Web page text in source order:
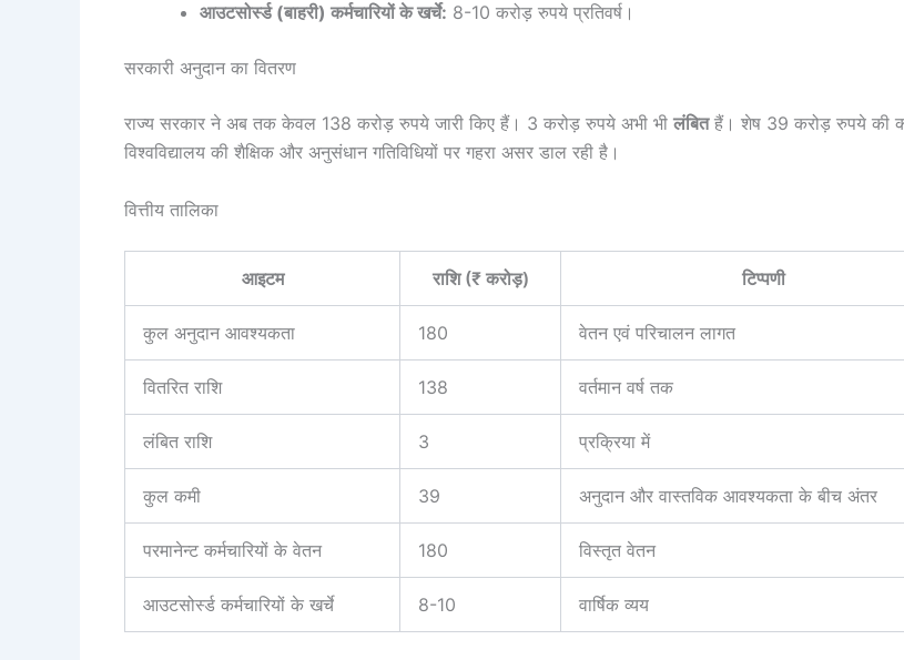
आउटसोर्स्ड (बाहरी) कर्मचारियों के खर्चे: 8-10 करोड़ रुपये प्रतिवर्ष।
सरकारी अनुदान का वितरण
राज्य सरकार ने अब तक केवल 138 करोड़ रुपये जारी किए हैं। 3 करोड़ रुपये अभी भी लंबितहैं। शेष 39 करोड़ रुपये की
विश्वविद्यालय की शैक्षिक और अनुसंधान गतिविधियों पर गहरा असर डाल रही है।
वित्तीय तालिका
आइटम राशि (₹ करोड़) टिप्पणी
कुल अनुदान आवश्यकता 180 वेतन एवं परिचालन लागत
वितरित राशि 138 वर्तमान वर्ष तक
लंबित राशि 3 प्रक्रिया में
कुल कमी 39 अनुदान और वास्तविक आवश्यकता के बीच अंतर
परमानेन्ट कर्मचारियों के वेतन 180 विस्तृत वेतन
आउटसोर्स्ड कर्मचारियों के खर्चे 8-10 वार्षिक व्यय